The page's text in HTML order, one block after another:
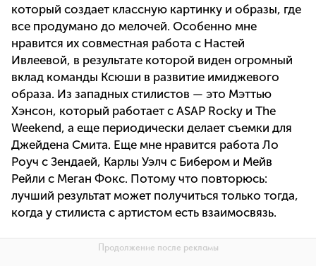
который создает классную картинку и образы, где
все продумано до мелочей. Особенно мне
нравится их совместная работа с Настей
Ивлеевой, в результате которой виден огромный
вклад команды Ксюши в развитие имиджевого
образа. Из западных стилистов — это Мэттью
Хэнсон, который работает с ASAP Rocky и The
Weekend, а еще периодически делает съемки для
Джейдена Смита. Еще мне нравится работа Ло
Роуч с Зендаей, Карлы Уэлч с Бибером и Мейв
Рейли с Меган Фокс. Потому что повторюсь:
лучший результат может получиться только тогда,
когда у стилиста с артистом есть взаимосвязь.